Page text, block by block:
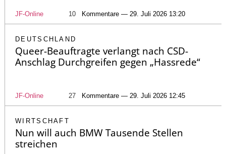
JF-Online 10 Kommentare — 29. Juli 2026 13:20
DEUTSCHLAND
Queer-Beauftragte verlangt nach CSD-
Anschlag Durchgreifen gegen „Hassrede“
JF-Online 27 Kommentare — 29. Juli 2026 12:45
WIRTSCHAFT
Nun will auch BMW Tausende Stellen
streichen